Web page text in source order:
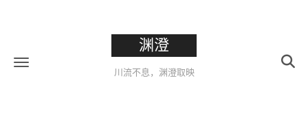
渊澄
川流不息，渊澄取映